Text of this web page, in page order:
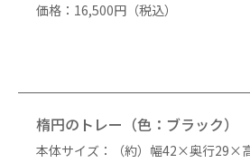
価格：16,500円（税込）
楕円のトレー（色：ブラック）
本体サイズ：（約）幅42×奥行29×